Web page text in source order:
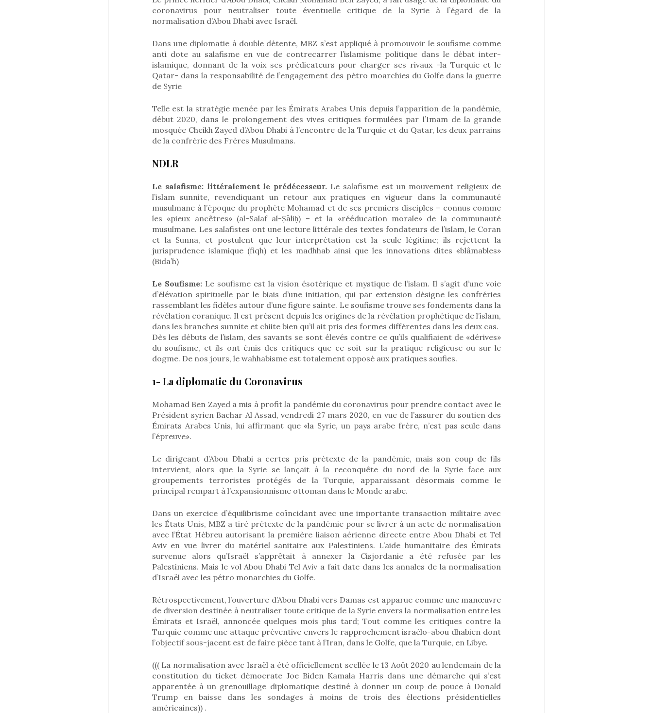
coronavirus pour neutraliser toute éventuelle critique de la Syrie à l’égard de la
normalisation d’Abou Dhabi avec Israël.
Dans une diplomatie à double détente, MBZ s’est appliqué à promouvoir le soufisme comme
anti dote au salafisme en vue de contrecarrer l’islamisme politique dans le débat inter-
islamique, donnant de la voix ses prédicateurs pour charger ses rivaux -la Turquie et le
Qatar- dans la responsabilité de l’engagement des pétro moarchies du Golfe dans la guerre
de Syrie
Telle est la stratégie menée par les Émirats Arabes Unis depuis l’apparition de la pandémie,
début 2020, dans le prolongement des vives critiques formulées par l’Imam de la grande
mosquée Cheikh Zayed d’Abou Dhabi à l’encontre de la Turquie et du Qatar, les deux parrains
de la confrérie des Frères Musulmans.
NDLR
Le salafisme: littéralement le prédécesseur. Le salafisme est un mouvement religieux de
l’islam sunnite, revendiquant un retour aux pratiques en vigueur dans la communauté
musulmane à l’époque du prophète Mohamad et de ses premiers disciples – connus comme
les «pieux ancêtres» (al-Salaf al-Ṣāliḥ) – et la «rééducation morale» de la communauté
musulmane. Les salafistes ont une lecture littérale des textes fondateurs de l’islam, le Coran
et la Sunna, et postulent que leur interprétation est la seule légitime; ils rejettent la
jurisprudence islamique (fiqh) et les madhhab ainsi que les innovations dites «blâmables»
(Bida’h)
Le Soufisme:Le soufisme est la vision ésotérique et mystique de l’islam. Il s’agit d’une voie
d’élévation spirituelle par le biais d’une initiation, qui par extension désigne les confréries
rassemblant les fidèles autour d’une figure sainte. Le soufisme trouve ses fondements dans la
révélation coranique. Il est présent depuis les origines de la révélation prophétique de l’islam,
dans les branches sunnite et chiite bien qu’il ait pris des formes différentes dans les deux cas.
Dès les débuts de l’islam, des savants se sont élevés contre ce qu’ils qualifiaient de «dérives»
du soufisme, et ils ont émis des critiques que ce soit sur la pratique religieuse ou sur le
dogme. De nos jours, le wahhabisme est totalement opposé aux pratiques soufies.
1- La diplomatie du Coronavirus
Mohamad Ben Zayed a mis à profit la pandémie du coronavirus pour prendre contact avec le
Président syrien Bachar Al Assad, vendredi 27 mars 2020, en vue de l’assurer du soutien des
Émirats Arabes Unis, lui affirmant que «la Syrie, un pays arabe frère, n’est pas seule dans
l’épreuve».
Le dirigeant d’Abou Dhabi a certes pris prétexte de la pandémie, mais son coup de fils
intervient, alors que la Syrie se lançait à la reconquête du nord de la Syrie face aux
groupements terroristes protégés de la Turquie, apparaissant désormais comme le
principal rempart à l’expansionnisme ottoman dans le Monde arabe.
Dans un exercice d’équilibrisme coïncidant avec une importante transaction militaire avec
les États Unis, MBZ a tiré prétexte de la pandémie pour se livrer à un acte de normalisation
avec l’État Hébreu autorisant la première liaison aérienne directe entre Abou Dhabi et Tel
Aviv en vue livrer du matériel sanitaire aux Palestiniens. L’aide humanitaire des Émirats
survenue alors qu’Israël s’apprêtait à annexer la Cisjordanie a été refusée par les
Palestiniens. Mais le vol Abou Dhabi Tel Aviv a fait date dans les annales de la normalisation
d’Israël avec les pétro monarchies du Golfe.
Rétrospectivement, l’ouverture d’Abou Dhabi vers Damas est apparue comme une manœuvre
de diversion destinée à neutraliser toute critique de la Syrie envers la normalisation entre les
Émirats et Israël, annoncée quelques mois plus tard; Tout comme les critiques contre la
Turquie comme une attaque préventive envers le rapprochement israélo-abou dhabien dont
l’objectif sous-jacent est de faire pièce tant à l’Iran, dans le Golfe, que la Turquie, en Libye.
((( La normalisation avec Israël a été officiellement scellée le 13 Août 2020 au lendemain de la
constitution du ticket démocrate Joe Biden Kamala Harris dans une démarche qui s’est
apparentée à un grenouillage diplomatique destiné à donner un coup de pouce à Donald
Trump en baisse dans les sondages à moins de trois des élections présidentielles
américaines)) .